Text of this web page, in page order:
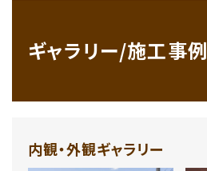
ギャラリー/施工事例
内観・外観ギャラリー